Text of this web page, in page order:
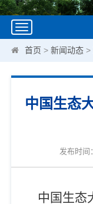
Toggle
navigation
首页 >新闻动态 >
中国生态
发布时间：
中国生态